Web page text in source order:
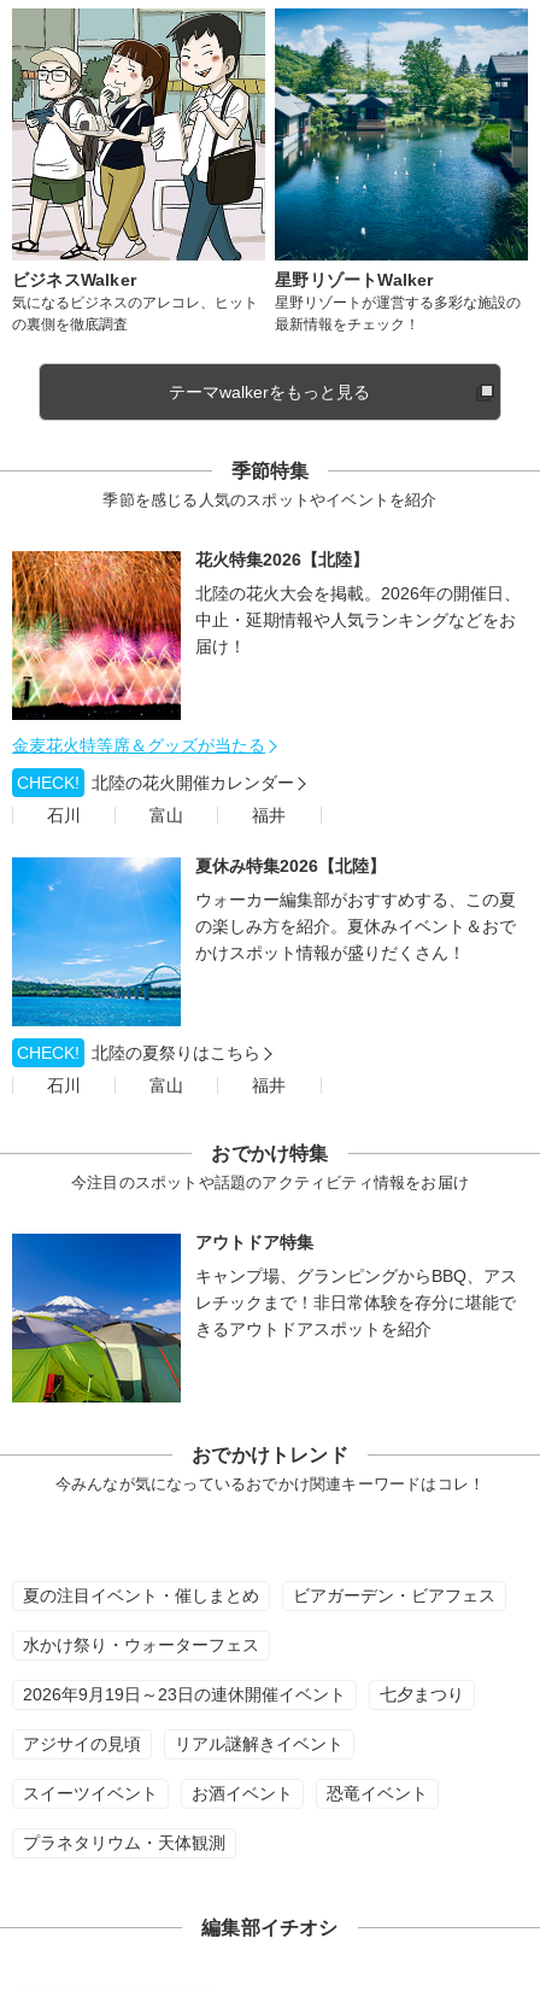
ビジネスWalker
気になるビジネスのアレコレ、ヒット
の裏側を徹底調査
星野リゾートWalker
星野リゾートが運営する多彩な施設の
最新情報をチェック！
テーマwalkerをもっと見る
季節特集
季節を感じる人気のスポットやイベントを紹介
花火特集2026【北陸】
北陸の花火大会を掲載。2026年の開催日、
中止・延期情報や人気ランキングなどをお
届け！
金麦花火特等席＆グッズが当たる
CHECK!
北陸の花火開催カレンダー
石川
富山 福井
夏休み特集2026【北陸】
ウォーカー編集部がおすすめする、この夏
の楽しみ方を紹介。夏休みイベント＆おで
かけスポット情報が盛りだくさん！
CHECK!
北陸の夏祭りはこちら
石川
富山 福井
おでかけ特集
今注目のスポットや話題のアクティビティ情報をお届け
アウトドア特集
キャンプ場、グランピングからBBQ、アス
レチックまで！非日常体験を存分に堪能で
きるアウトドアスポットを紹介
おでかけトレンド
今みんなが気になっているおでかけ関連キーワードはコレ！
夏の注目イベント・催しまとめ ビアガーデン・ビアフェス
水かけ祭り・ウォーターフェス
2026年9月19日～23日の連休開催イベント 七夕まつり
アジサイの見頃 リアル謎解きイベント
スイーツイベント お酒イベント 恐竜イベント
プラネタリウム・天体観測
編集部イチオシ